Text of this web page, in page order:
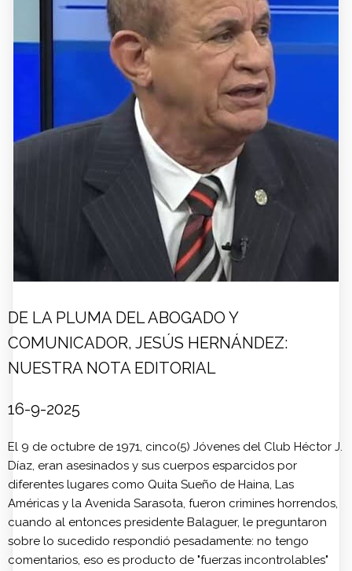
DE LA PLUMA DEL ABOGADO Y
COMUNICADOR, JESÚS HERNÁNDEZ:
NUESTRA NOTA EDITORIAL
16-9-2025
El 9 de octubre de 1971, cinco(5) Jóvenes del Club Héctor J.
Díaz, eran asesinados y sus cuerpos esparcidos por
diferentes lugares como Quita Sueño de Haina, Las
Américas y la Avenida Sarasota, fueron crimines horrendos,
cuando al entonces presidente Balaguer, le preguntaron
sobre lo sucedido respondió pesadamente: no tengo
comentarios, eso es producto de "fuerzas incontrolables"